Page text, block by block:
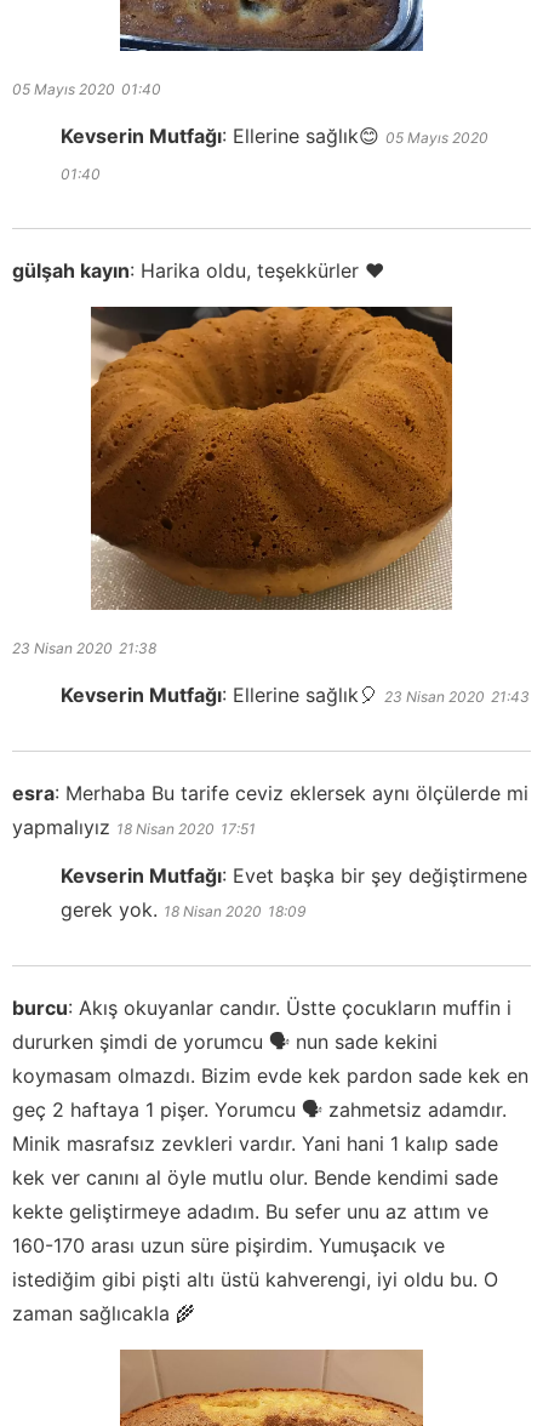
05 Mayıs 2020 01:40
Kevserin Mutfağı: Ellerine sağlık😊 05 Mayıs 2020
01:40
gülşah kayın: Harika oldu, teşekkürler ❤️
23 Nisan 2020 21:38
Kevserin Mutfağı: Ellerine sağlık🎈 23 Nisan 2020 21:43
esra: Merhaba Bu tarife ceviz eklersek aynı ölçülerde mi
yapmalıyız 18 Nisan 2020 17:51
Kevserin Mutfağı: Evet başka bir şey değiştirmene
gerek yok. 18 Nisan 2020 18:09
burcu: Akış okuyanlar candır. Üstte çocukların muffin i
dururken şimdi de yorumcu 🗣️ nun sade kekini
koymasam olmazdı. Bizim evde kek pardon sade kek en
geç 2 haftaya 1 pişer. Yorumcu 🗣️ zahmetsiz adamdır.
Minik masrafsız zevkleri vardır. Yani hani 1 kalıp sade
kek ver canını al öyle mutlu olur. Bende kendimi sade
kekte geliştirmeye adadım. Bu sefer unu az attım ve
160-170 arası uzun süre pişirdim. Yumuşacık ve
istediğim gibi pişti altı üstü kahverengi, iyi oldu bu. O
zaman sağlıcakla 🌾